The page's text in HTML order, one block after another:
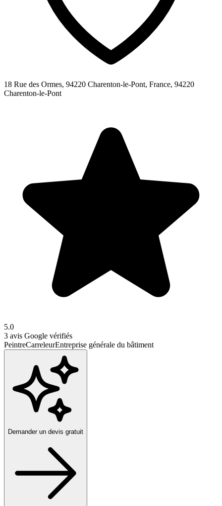
18 Rue des Ormes, 94220 Charenton-le-Pont, France, 94220
Charenton-le-Pont
5.0
3 avis Google vérifiés
PeintreCarreleurEntreprise générale du bâtiment
Demander un devis gratuit